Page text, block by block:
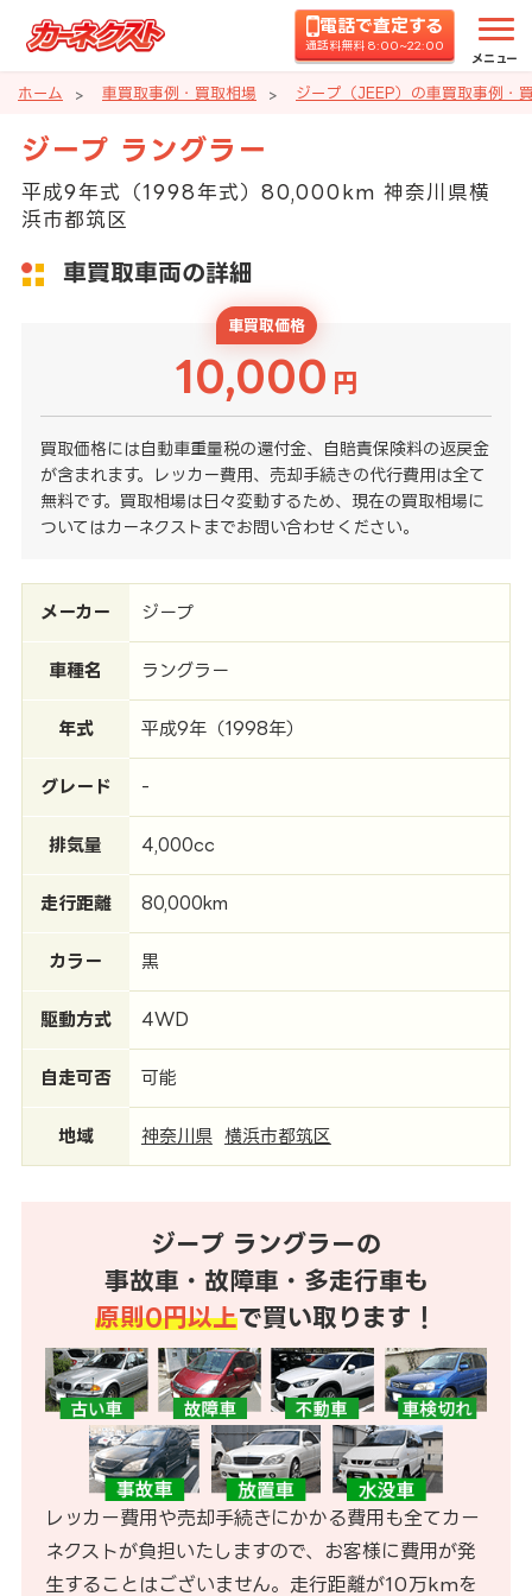
電話で査定する
通話料無料 8:00~22:00
メニュー
ホーム 車買取事例・買取相場 ジープ（JEEP）の車買取事例・
ジープ ラングラー
平成9年式（1998年式）80,000km 神奈川県横
浜市都筑区
車買取車両の詳細
車買取価格
10,000 円
買取価格には自動車重量税の還付金、自賠責保険料の返戻金
が含まれます。レッカー費用、売却手続きの代行費用は全て
無料です。買取相場は日々変動するため、現在の買取相場に
ついてはカーネクストまでお問い合わせください。
メーカー ジープ
車種名 ラングラー
年式 平成9年（1998年）
グレード -
排気量 4,000cc
走行距離 80,000km
カラー 黒
駆動方式 4WD
自走可否 可能
地域 神奈川県 横浜市都筑区
ジープ ラングラーの
事故車・故障車・多走行車も
原則0円以上で買い取ります！
レッカー費用や売却手続きにかかる費用も全てカー
ネクストが負担いたしますので、お客様に費用が発
生することはございません。走行距離が10万kmを